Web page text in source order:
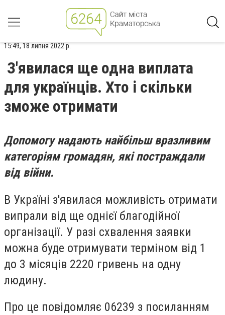
15:49, 18 липня 2022 р.
З'явилася ще одна виплата
для українців. Хто і скільки
зможе отримати
Допомогу надають найбільш вразливим
категоріям громадян, які постраждали
від війни.
В Україні з'явилася можливість отримати
випрали від ще однієї благодійної
організації. У разі схвалення заявки
можна буде отримувати терміном від 1
до 3 місяців 2220 гривень на одну
людину.
Про це повідомляє 06239 з посиланням